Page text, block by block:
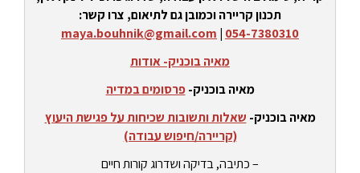
תכנון קריירה וכמובן גם לתיאום, צרו קשר:
054-7380310
|
maya.bouhnik@gmail.com
מאיה בוכניק- אודות
מאיה בוכניק-פרסומים במדיה
מאיה בוכניק- שאלות ותשובות שכיחות על פגישת היעוץ
(קריירה/חיפוש עבודה)
– כתיבה, בדיקה ושדרוג קורות חיים